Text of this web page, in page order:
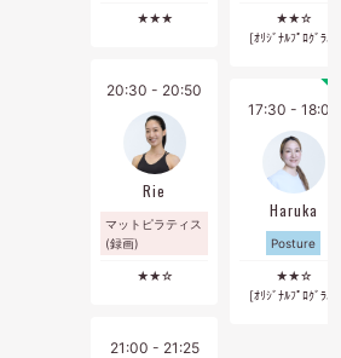
★★★
20:30 - 20:50
Rie
マットピラティス
(録画)
★★☆
21:00 - 21:25
★★☆
[ｵﾘｼﾞﾅﾙﾌﾟﾛｸﾞﾗﾑ]
17:30 - 18:00
Haruka
Posture
★★☆
[ｵﾘｼﾞﾅﾙﾌﾟﾛｸﾞﾗﾑ]